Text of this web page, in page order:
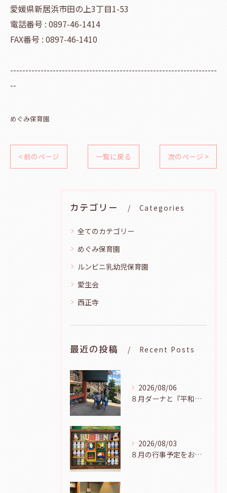
愛媛県新居浜市田の上3丁目1-53
電話番号 : 0897-46-1414
FAX番号 : 0897-46-1410
--------------------------------------------------------------------
--
めぐみ保育園
< 前のページ 一覧に戻る 次のページ >
カテゴリー Categories
全てのカテゴリー
めぐみ保育園
ルンビニ乳幼児保育園
愛生会
西正寺
最近の投稿 Recent Posts
2026/08/06
８月ダーナと『平和の鐘を鳴らそう』（幼児組、８月６日）
2026/08/03
８月の行事予定をお知らせします